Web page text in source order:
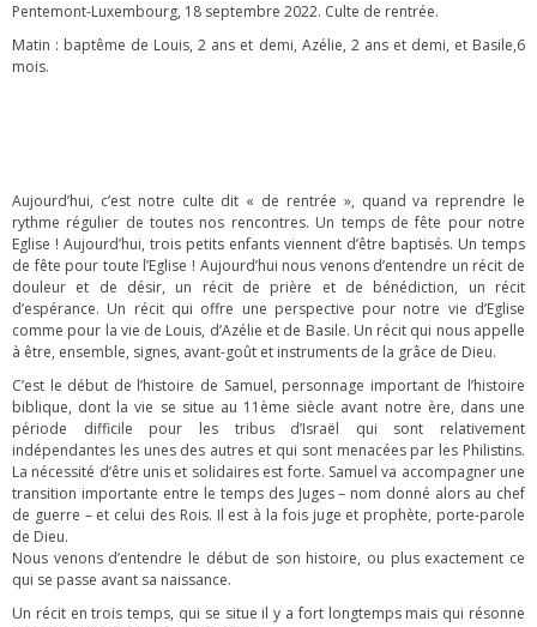
Pentemont-Luxembourg, 18 septembre 2022. Culte de rentrée.
Matin : baptême de Louis, 2 ans et demi, Azélie, 2 ans et demi, et Basile,6
mois.
Aujourd’hui, c’est notre culte dit « de rentrée », quand va reprendre le
rythme régulier de toutes nos rencontres. Un temps de fête pour notre
Eglise ! Aujourd’hui, trois petits enfants viennent d’être baptisés. Un temps
de fête pour toute l’Eglise ! Aujourd’hui nous venons d’entendre un récit de
douleur et de désir, un récit de prière et de bénédiction, un récit
d’espérance. Un récit qui offre une perspective pour notre vie d’Eglise
comme pour la vie de Louis, d’Azélie et de Basile. Un récit qui nous appelle
à être, ensemble, signes, avant-goût et instruments de la grâce de Dieu.
C’est le début de l’histoire de Samuel, personnage important de l’histoire
biblique, dont la vie se situe au 11ème siècle avant notre ère, dans une
période difficile pour les tribus d’Israël qui sont relativement
indépendantes les unes des autres et qui sont menacées par les Philistins.
La nécessité d’être unis et solidaires est forte. Samuel va accompagner une
transition importante entre le temps des Juges – nom donné alors au chef
de guerre – et celui des Rois. Il est à la fois juge et prophète, porte-parole
de Dieu.
Nous venons d’entendre le début de son histoire, ou plus exactement ce
qui se passe avant sa naissance.
Un récit en trois temps, qui se situe il y a fort longtemps mais qui résonne